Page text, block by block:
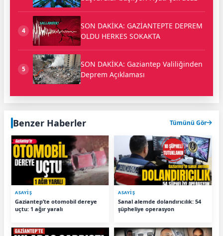
4
SON DAKİKA: GAZİANTEPTE DEPREM
OLDU HERKES SOKAKTA
5
SON DAKİKA: Gaziantep Valiliğinden
Deprem Açıklaması
Benzer Haberler Tümünü Gör
ASAYİŞ
Gaziantep’te otomobil dereye
uçtu: 1 ağır yaralı
ASAYİŞ
Sanal alemde dolandırıcılık: 54
şüpheliye operasyon